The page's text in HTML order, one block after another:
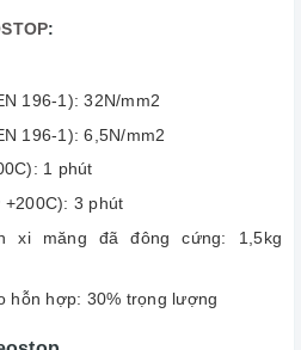
:
196-1): 32N/mm2
196-1): 6,5N/mm2
1 phút
3 phút
xi măng đã đông cứng: 1,5kg
hỗn hợp: 30% trọng lượng